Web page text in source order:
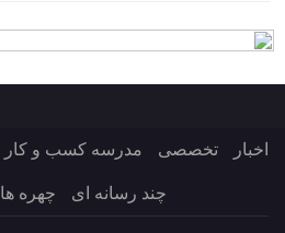
اخبار تخصصی مدرسه کسب و کار
چند رسانه ای چهره ها